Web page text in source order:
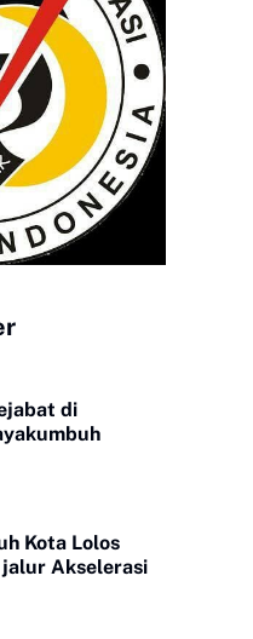
di
Kota Lolos
Akselerasi